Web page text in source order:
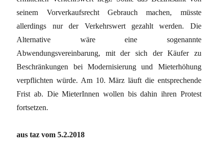
seinem Vorverkaufsrecht Gebrauch machen, müsste
allerdings nur der Verkehrswert gezahlt werden. Die
Alternative wäre eine sogenannte
Abwendungsvereinbarung, mit der sich der Käufer zu
Beschränkungen bei Modernisierung und Mieterhöhung
verpflichten würde. Am 10. März läuft die entsprechende
Frist ab. Die MieterInnen wollen bis dahin ihren Protest
fortsetzen.
aus taz vom 5.2.2018